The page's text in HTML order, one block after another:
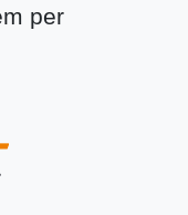
per